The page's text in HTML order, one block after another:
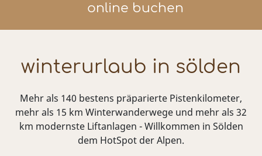
online buchen
winterurlaub in sölden
Mehr als 140 bestens präparierte Pistenkilometer,
mehr als 15 km Winterwanderwege und mehr als 32
km modernste Liftanlagen - Willkommen in Sölden
dem HotSpot der Alpen.